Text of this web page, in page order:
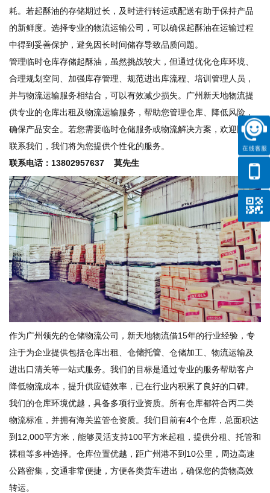
耗。若起酥油的存储期过长，及时进行转运或配送有助于保持产品
的新鲜度。选择专业的物流运输公司，可以确保起酥油在运输过程
中得到妥善保护，避免因长时间储存导致品质问题。
管理临时仓库存储起酥油，虽然挑战较大，但通过优化仓库环境、
合理规划空间、加强库存管理、规范进出库流程、培训管理人员，
并与物流运输服务相结合，可以有效减少损失。广州新天地物流提
供专业的仓库出租及物流运输服务，帮助您管理仓库、降低风险，
确保产品安全。若您需要临时仓储服务或物流解决方案，欢迎随时
联系我们，我们将为您提供个性化的服务。
联系电话：13802957637 莫先生
作为广州领先的仓储物流公司，新天地物流借15年的行业经验，专
注于为企业提供包括仓库出租、 仓储托管 、仓储加工、物流运输及
进出口清关等一站式服务。我们的目标是通过专业的服务帮助客户
降低物流成本，提升供应链效率，已在行业内积累了良好的口碑。
我们的仓库环境优越，具备多项行业资质。所有仓库都符合丙二类
物流标准，并拥有海关监管仓资质。我们目前有4个仓库，总面积达
到12,000平方米，能够灵活支持100平方米起租，提供分租、托管和
裸租等多种选择。仓库位置优越，距广州港不到10公里，周边高速
公路密集，交通非常便捷，方便各类货车进出，确保您的货物高效
转运。